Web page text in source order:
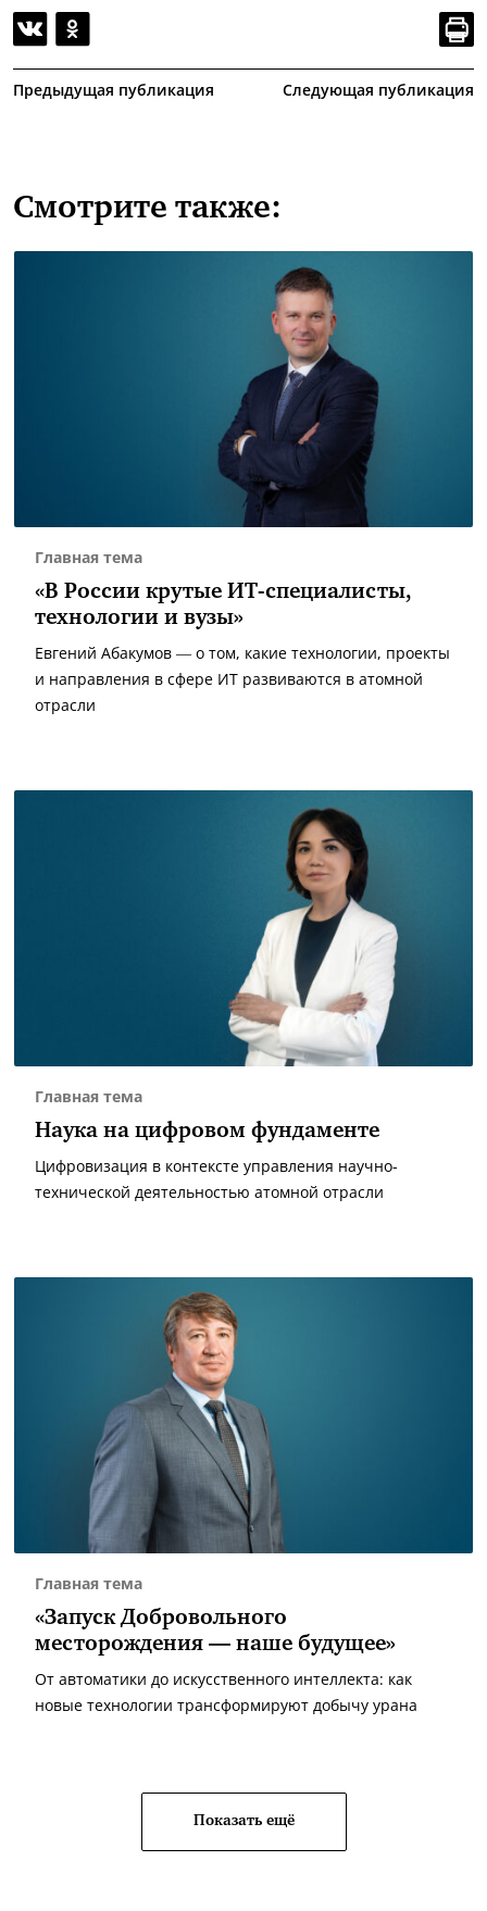
Предыдущая публикация Следующая публикация
Смотрите также:
Главная тема
«В России крутые ИТ-специалисты,
технологии и вузы»
Евгений Абакумов — о том, какие технологии, проекты
и направления в сфере ИТ развиваются в атомной
отрасли
Главная тема
Наука на цифровом фундаменте
Цифровизация в контексте управления научно-
технической деятельностью атомной отрасли
Главная тема
«Запуск Добровольного
месторождения — наше будущее»
От автоматики до искусственного интеллекта: как
новые технологии трансформируют добычу урана
Показать ещё